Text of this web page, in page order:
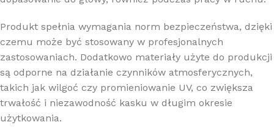
Produkt spełnia wymagania norm bezpieczeństwa, dzięki
czemu może być stosowany w profesjonalnych
zastosowaniach. Dodatkowo materiały użyte do produkcji
są odporne na działanie czynników atmosferycznych,
takich jak wilgoć czy promieniowanie UV, co zwiększa
trwałość i niezawodność kasku w długim okresie
użytkowania.